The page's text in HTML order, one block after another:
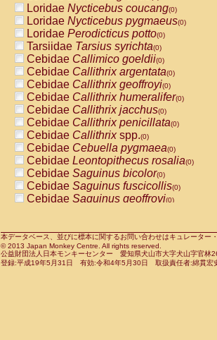
AtelidaeLagothrix lagothricha cana
PitheciidaeCacajao calvus
PitheciidaeCallicebus cupreus
PitheciidaeCallicebus donacophilus
PitheciidaeCallicebus moloch
PitheciidaeCallicebus torquatus
PitheciidaeCallicebusspp.(0)
PitheciidaeChiropotes satanas(0)
PitheciidaePithecia monachus
PitheciidaePithecia pithecia(0)
CercopithecidaeCercocebus agilis
CercopithecidaeCercocebus
CercopithecidaeCercocebus
CercopithecidaeCercocebus
CercopithecidaeCercocebus
CercopithecidaeCercocebushybrid
CercopithecidaePapio anubis(0)
CercopithecidaePapio cynocephalus
CercopithecidaePapio hamadryas(0)
Loridae Nycticebus coucang(0)
Loridae Nycticebus pygmaeus(0)
Loridae Perodicticus potto(0)
Tarsiidae Tarsius syrichta(0)
Cebidae Callimico goeldii(0)
Cebidae Callithrix argentata(0)
Cebidae Callithrix geoffroyi(0)
Cebidae Callithrix humeralifer(0)
Cebidae Callithrix jacchus(0)
Cebidae Callithrix penicillata(0)
Cebidae Callithrixspp.(0)
Cebidae Cebuella pygmaea(0)
Cebidae Leontopithecus rosalia(0)
Cebidae Saguinus bicolor(0)
Cebidae Saguinus fuscicollis(0)
Cebidae Saguinus geoffroyi(0)
CebidaeSaguinus leucopus(0)
CebidaeSaguinus midas(0)
Cebidae Saguinus mystax(0)
本データベース、並びに標本に関するお問い合わせはキュレータ
© 2013 Japan Monkey Centre. All rights reserved.
公益財団法人日本モンキーセンター 愛知県犬山市大字犬山字官
登録:平成19年5月31日 有効:令和4年5月30日 取扱責任者:綿貫宏